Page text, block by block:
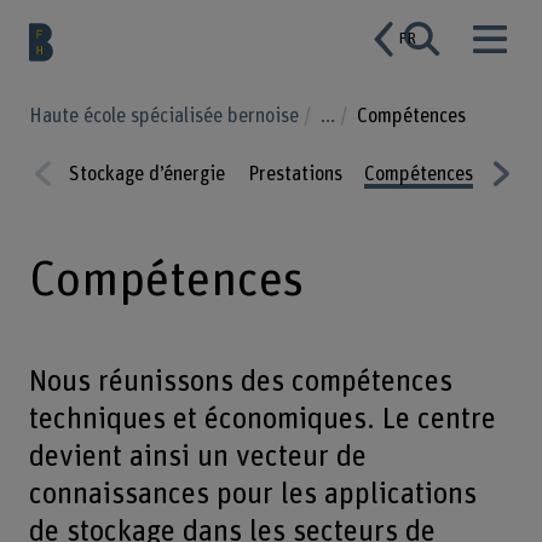
FR
Haute école spécialisée bernoise ... Compétences
ious
Stockage d’énergie Prestations Compétences
Compétences
Nous réunissons des compétences
techniques et économiques. Le centre
devient ainsi un vecteur de
connaissances pour les applications
de stockage dans les secteurs de